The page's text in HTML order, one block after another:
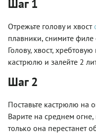
Шаг 1
Отрежьте голову и хвост
плавники, снимите
Голову, хвост,
кастрюлю и залейте 2
Шаг 2
Поставьте кастрюлю на
Варите на среднем
только она перестанет